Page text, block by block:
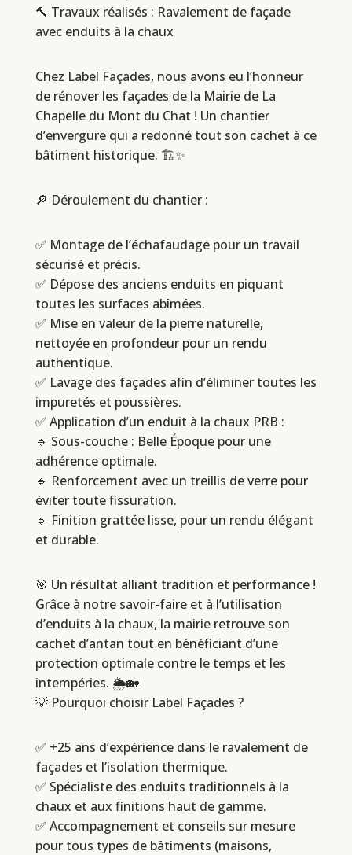
🔨 Travaux réalisés : Ravalement de façade
avec enduits à la chaux
Chez Label Façades, nous avons eu l’honneur
de rénover les façades de la Mairie de La
Chapelle du Mont du Chat ! Un chantier
d’envergure qui a redonné tout son cachet à ce
bâtiment historique. 🏗️✨
🔎 Déroulement du chantier :
✅ Montage de l’échafaudage pour un travail
sécurisé et précis.
✅ Dépose des anciens enduits en piquant
toutes les surfaces abîmées.
✅ Mise en valeur de la pierre naturelle,
nettoyée en profondeur pour un rendu
authentique.
✅ Lavage des façades afin d’éliminer toutes les
impuretés et poussières.
✅ Application d’un enduit à la chaux PRB :
🔹 Sous-couche : Belle Époque pour une
adhérence optimale.
🔹 Renforcement avec un treillis de verre pour
éviter toute fissuration.
🔹 Finition grattée lisse, pour un rendu élégant
et durable.
🎯 Un résultat alliant tradition et performance !
Grâce à notre savoir-faire et à l’utilisation
d’enduits à la chaux, la mairie retrouve son
cachet d’antan tout en bénéficiant d’une
protection optimale contre le temps et les
intempéries. 🌦️🏡
💡 Pourquoi choisir Label Façades ?
✅ +25 ans d’expérience dans le ravalement de
façades et l’isolation thermique.
✅ Spécialiste des enduits traditionnels à la
chaux et aux finitions haut de gamme.
✅ Accompagnement et conseils sur mesure
pour tous types de bâtiments (maisons,